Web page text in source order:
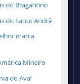
do Bragantino
do Santo André
marca
Mineiro
do Avaí